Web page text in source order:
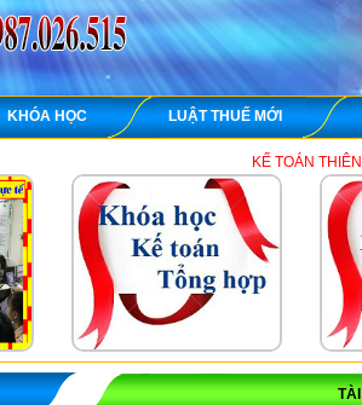
KHÓA HỌC LUẬT THUẾ MỚI
KẾ TOÁN THIÊN ƯNG